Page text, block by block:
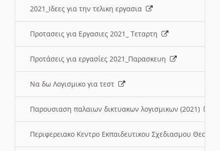
2021_Ιδεες για την τελικη εργασια
Προτασεις για Εργασιες 2021_ Τεταρτη
Προτάσεις για εργασίες 2021_Παρασκευη
Να δω Λογισμικο για τεστ
Παρουσιαση παλαιων δικτυακων λογισμικων (2021)
Περιφερειακο Κεντρο Εκπαιδευτικου Σχεδιασμου